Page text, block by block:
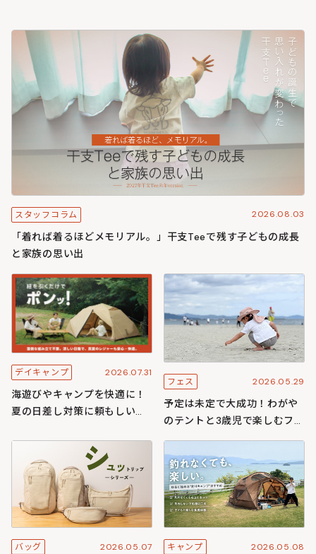
スタッフコラム 2026.08.03
「着れば着るほどメモリアル。」干支Teeで残す子どもの成長
と家族の思い出
デイキャンプ 2026.07.31
海遊びやキャンプを快適に！
夏の日差し対策に頼もしいワ
ズ
フェス 2026.05.29
予定は未定で大成功！わがや
のテントと3歳児で楽しむフェ
スキャンプ
バッグ 2026.05.07 キャンプ 2026.05.08